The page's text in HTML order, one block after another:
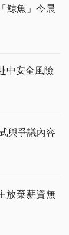
鯨魚」今晨
中安全風險
與爭議內容
放棄薪資無